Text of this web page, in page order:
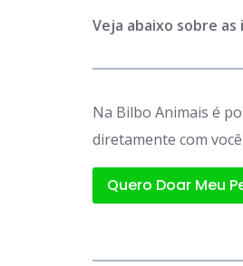
Veja abaixo sobre
Na Bilbo Animais é
diretamente com
Quero Doar Meu